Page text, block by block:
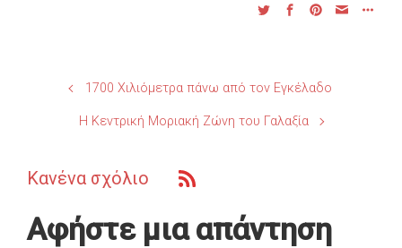
1700 Χιλιόμετρα πάνω από τον Εγκέλαδο
Η Κεντρική Μοριακή Ζώνη του Γαλαξία
Κανένα σχόλιο
Αφήστε μια απάντηση